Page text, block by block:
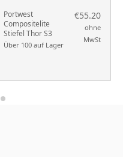
Portwest
Compositelite
Stiefel Thor S3
Über 100 auf Lager
€55.20
ohne
MwSt